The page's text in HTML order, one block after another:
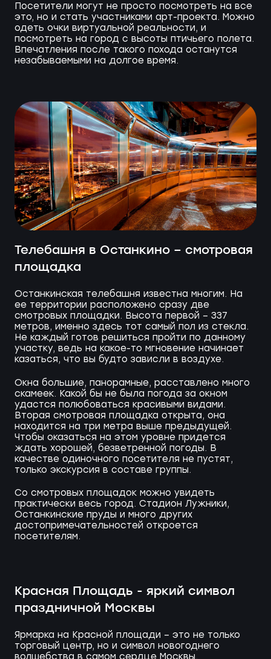
Посетители могут не просто посмотреть на все
это, но и стать участниками арт-проекта. Можно
одеть очки виртуальной реальности, и
посмотреть на город с высоты птичьего полета.
Впечатления после такого похода останутся
незабываемыми на долгое время.
Телебашня в Останкино – смотровая
площадка
Останкинская телебашня известна многим. На
ее территории расположено сразу две
смотровых площадки. Высота первой – 337
метров, именно здесь тот самый пол из стекла.
Не каждый готов решиться пройти по данному
участку, ведь на какое-то мгновение начинает
казаться, что вы будто зависли в воздухе.
Окна большие, панорамные, расставлено много
скамеек. Какой бы не была погода за окном
удастся полюбоваться красивыми видами.
Вторая смотровая площадка открыта, она
находится на три метра выше предыдущей.
Чтобы оказаться на этом уровне придется
ждать хорошей, безветренной погоды. В
качестве одиночного посетителя не пустят,
только экскурсия в составе группы.
Со смотровых площадок можно увидеть
практически весь город. Стадион Лужники,
Останкинские пруды и много других
достопримечательностей откроется
посетителям.
Красная Площадь - яркий символ
праздничной Москвы
Ярмарка на Красной площади – это не только
торговый центр, но и символ новогоднего